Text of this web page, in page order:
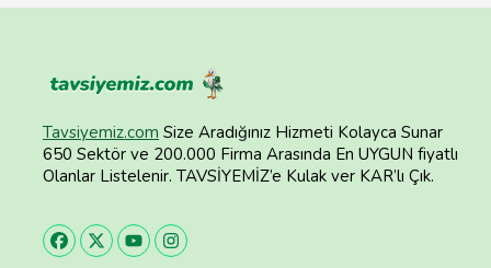
Tavsiyemiz.com Size Aradığınız Hizmeti Kolayca Sunar
650 Sektör ve 200.000 Firma Arasında En UYGUN fiyatlı
Olanlar Listelenir. TAVSİYEMİZ’e Kulak ver KAR’lı Çık.